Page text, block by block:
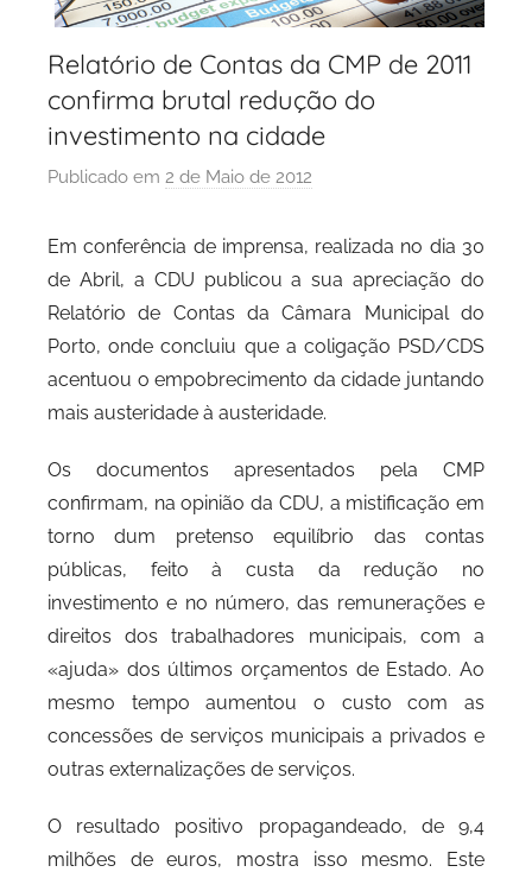
Relatório de Contas da CMP de 2011
confirma brutal redução do
investimento na cidade
Publicado em 2 de Maio de 2012
r
d
e
P
o
r
t
o
Em conferência de imprensa, realizada no dia 30
de Abril, a CDU publicou a sua apreciação do
Relatório de Contas da Câmara Municipal do
Porto, onde concluiu que a coligação PSD/CDS
acentuou o empobrecimento da cidade juntando
mais austeridade à austeridade.
Os documentos apresentados pela CMP
confirmam, na opinião da CDU, a mistificação em
torno dum pretenso equilíbrio das contas
públicas, feito à custa da redução no
investimento e no número, das remunerações e
direitos dos trabalhadores municipais, com a
«ajuda» dos últimos orçamentos de Estado. Ao
mesmo tempo aumentou o custo com as
concessões de serviços municipais a privados e
outras externalizações de serviços.
O resultado positivo propagandeado, de 9,4
milhões de euros, mostra isso mesmo. Este